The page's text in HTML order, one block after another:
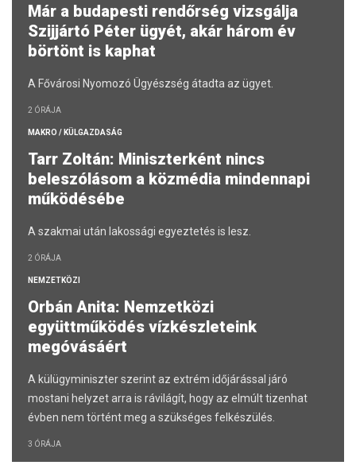
Már a budapesti rendőrség vizsgálja
Szijjártó Péter ügyét, akár három év
börtönt is kaphat
A Fővárosi Nyomozó Ügyészség átadta az ügyet.
2 ÓRÁJA
MAKRO / KÜLGAZDASÁG
Tarr Zoltán: Miniszterként nincs
beleszólásom a közmédia mindennapi
működésébe
A szakmai után lakossági egyeztetés is lesz.
2 ÓRÁJA
NEMZETKÖZI
Orbán Anita: Nemzetközi
együttműködés vízkészleteink
megóvásáért
A külügyminiszter szerint az extrém időjárással járó
mostani helyzet arra is rávilágít, hogy az elmúlt tizenhat
évben nem történt meg a szükséges felkészülés.
3 ÓRÁJA